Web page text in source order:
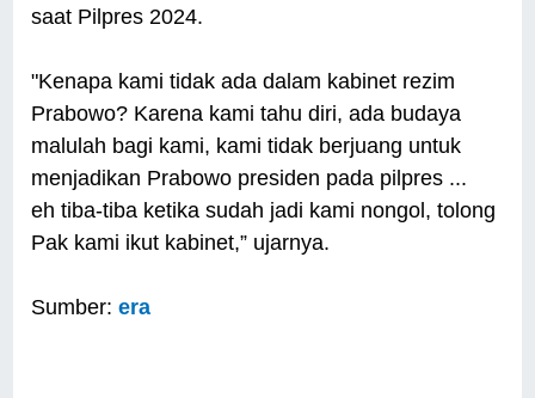
saat Pilpres 2024.
"Kenapa kami tidak ada dalam kabinet rezim
Prabowo? Karena kami tahu diri, ada budaya
malulah bagi kami, kami tidak berjuang untuk
menjadikan Prabowo presiden pada pilpres ...
eh tiba-tiba ketika sudah jadi kami nongol, tolong
Pak kami ikut kabinet,” ujarnya.
Sumber:era